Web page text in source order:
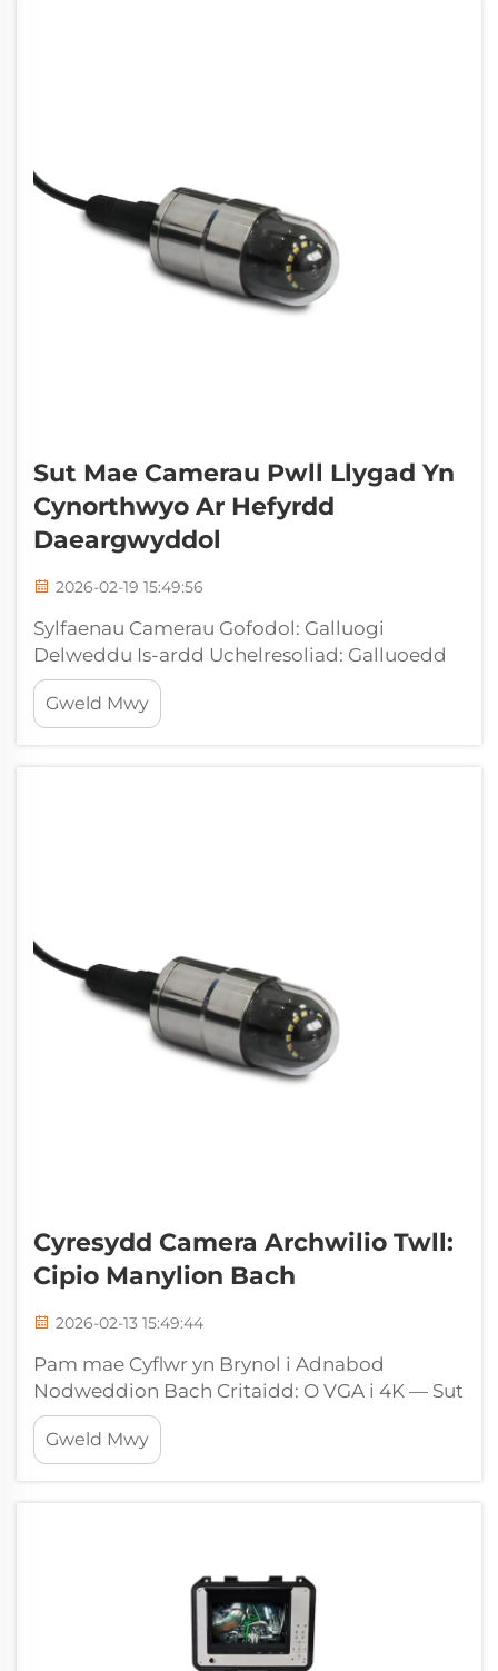
Sut Mae Camerau Pwll Llygad Yn
Cynorthwyo Ar Hefyrdd
Daeargwyddol
2026-02-19 15:49:56
Sylfaenau Camerau Gofodol: Galluogi
Delweddu Is-ardd Uchelresoliad: Galluoedd
Delweddu Optegol — Cyflwr, Golau ac
Ymgorffori Data Real-Amser. Mae camerau
gofodol heddiw yn cipio lluniau uchel-gyflwr
Gweld Mwy
Cyresydd Camera Archwilio Twll:
Cipio Manylion Bach
2026-02-13 15:49:44
Pam mae Cyflwr yn Brynol i Adnabod
Nodweddion Bach Critaidd: O VGA i 4K — Sut
mae Cyfrif Pixeles yn Tarfu ar Leitlath Lled
Crac Lleiaf a Rhagor o Ffractiwn. Mae clirdeb
y lluniau a gipir gan camerau arolygu gofodol
Gweld Mwy